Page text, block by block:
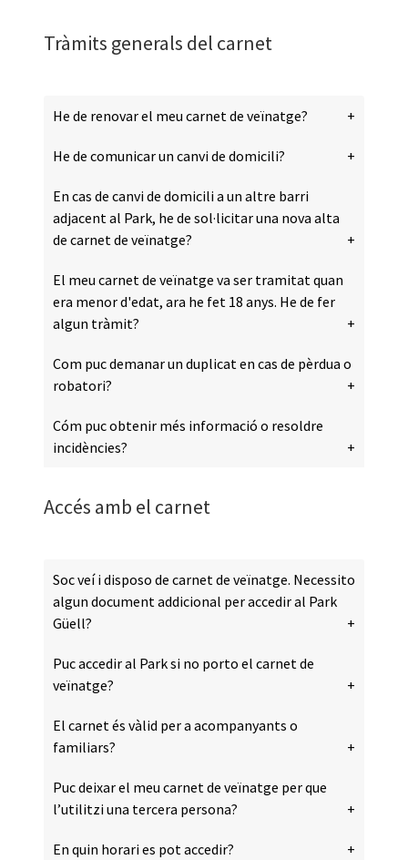
Tràmits generals del carnet
He de renovar el meu carnet de veïnatge?
He de comunicar un canvi de domicili?
En cas de canvi de domicili a un altre barri
adjacent al Park, he de sol·licitar una nova alta
de carnet de veïnatge?
El meu carnet de veïnatge va ser tramitat quan
era menor d'edat, ara he fet 18 anys. He de fer
algun tràmit?
Com puc demanar un duplicat en cas de pèrdua o
robatori?
Cóm puc obtenir més informació o resoldre
incidències?
Accés amb el carnet
Soc veí i disposo de carnet de veïnatge. Necessito
algun document addicional per accedir al Park
Güell?
Puc accedir al Park si no porto el carnet de
veïnatge?
El carnet és vàlid per a acompanyants o
familiars?
Puc deixar el meu carnet de veïnatge per que
l’utilitzi una tercera persona?
En quin horari es pot accedir?